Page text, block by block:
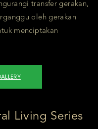
transfer gerakan,
oleh gerakan
menciptakan
Living Series